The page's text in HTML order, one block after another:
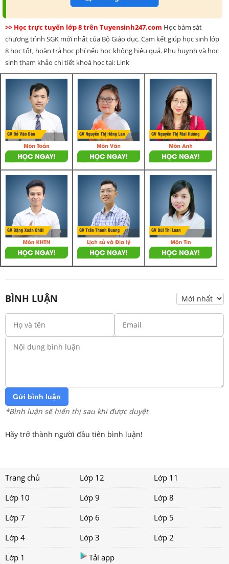
>> Học trực tuyến lớp 8 trên Tuyensinh247.com Học bám sát
chương trình SGK mới nhất của Bộ Giáo dục. Cam kết giúp học sinh lớp
8 học tốt, hoàn trả học phí nếu học không hiệu quả. Phụ huynh và học
sinh tham khảo chi tiết khoá học tại: Link
BÌNH LUẬN
Gửi bình luận
*Bình luận sẽ hiển thị sau khi được duyệt
Hãy trở thành người đầu tiên bình luận!
Trang chủ Lớp 12
Lớp 11
Lớp 10
Lớp 9
Lớp 8
Lớp 7
Lớp 6
Lớp 5
Lớp 4
Lớp 3
Lớp 2
Lớp 1
Tải app